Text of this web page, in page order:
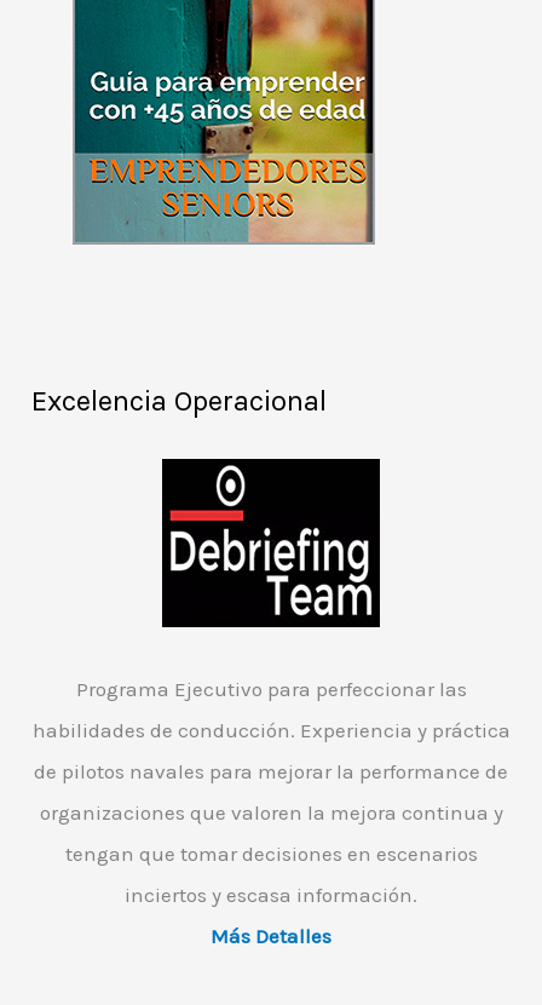
Excelencia Operacional
Programa Ejecutivo para perfeccionar las
habilidades de conducción. Experiencia y práctica
de pilotos navales para mejorar la performance de
organizaciones que valoren la mejora continua y
tengan que tomar decisiones en escenarios
inciertos y escasa información.
Más Detalles